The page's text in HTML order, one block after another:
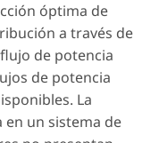
óptima de
a través de
de potencia
de potencia
La
un sistema de